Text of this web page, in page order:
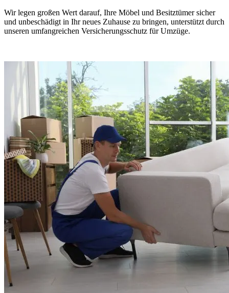
Wir legen großen Wert darauf, Ihre Möbel und Besitztümer sicher
und unbeschädigt in Ihr neues Zuhause zu bringen, unterstützt durch
unseren umfangreichen Versicherungsschutz für Umzüge.